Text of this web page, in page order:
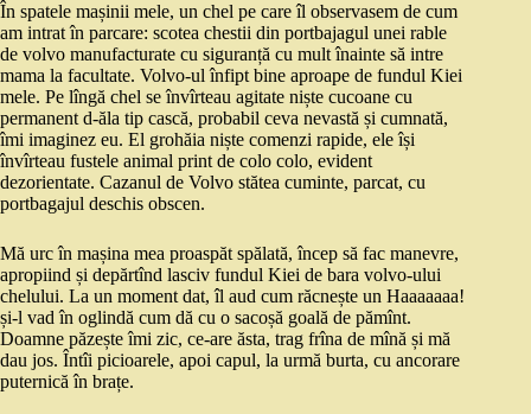
În spatele mașinii mele, un chel pe care îl observasem de cum
am intrat în parcare: scotea chestii din portbajagul unei rable
de volvo manufacturate cu siguranță cu mult înainte să intre
mama la facultate. Volvo-ul înfipt bine aproape de fundul Kiei
mele. Pe lîngă chel se învîrteau agitate niște cucoane cu
permanent d-ăla tip cască, probabil ceva nevastă și cumnată,
îmi imaginez eu. El grohăia niște comenzi rapide, ele își
învîrteau fustele animal print de colo colo, evident
dezorientate. Cazanul de Volvo stătea cuminte, parcat, cu
portbagajul deschis obscen.
Mă urc în mașina mea proaspăt spălată, încep să fac manevre,
apropiind și depărtînd lasciv fundul Kiei de bara volvo-ului
chelului. La un moment dat, îl aud cum răcnește un Haaaaaaa!
și-l vad în oglindă cum dă cu o sacoșă goală de pămînt.
Doamne păzește îmi zic, ce-are ăsta, trag frîna de mînă și mă
dau jos. Întîi picioarele, apoi capul, la urmă burta, cu ancorare
puternică în brațe.